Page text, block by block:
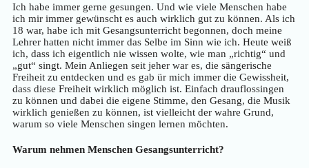
Ich habe immer gerne gesungen. Und wie viele Menschen habe
ich mir immer gewünscht es auch wirklich gut zu können. Als ich
18 war, habe ich mit Gesangsunterricht begonnen, doch meine
Lehrer hatten nicht immer das Selbe im Sinn wie ich. Heute weiß
ich, dass ich eigentlich nie wissen wolte, wie man „richtig“ und
„gut“ singt. Mein Anliegen seit jeher war es, die sängerische
Freiheit zu entdecken und es gab ür mich immer die Gewissheit,
dass diese Freiheit wirklich möglich ist. Einfach drauflossingen
zu können und dabei die eigene Stimme, den Gesang, die Musik
wirklich genießen zu können, ist vielleicht der wahre Grund,
warum so viele Menschen singen lernen möchten.
Warum nehmen Menschen Gesangsunterricht?